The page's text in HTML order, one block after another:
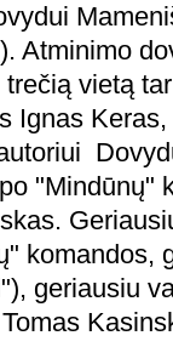
Atminimo
vietą
Ignas
"Mindūnų"
komandos,
geriausiu